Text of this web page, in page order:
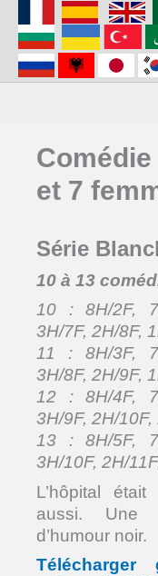
contenu
et 7
Série
10 à 13
10 : 8H/2F,
3H/7F, 2H/8F,
11 : 8H/3F,
3H/8F, 2H/9F,
12 : 8H/4F,
3H/9F, 2H/
13 : 8H/5F,
3H/10F, 2H/
L’hôpital
aussi. Une
d’humour noir.